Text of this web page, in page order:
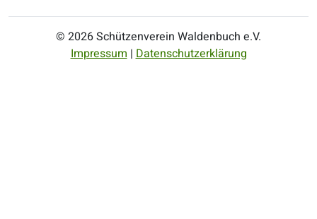
© 2026 Schützenverein Waldenbuch e.V.
Impressum|Datenschutzerklärung